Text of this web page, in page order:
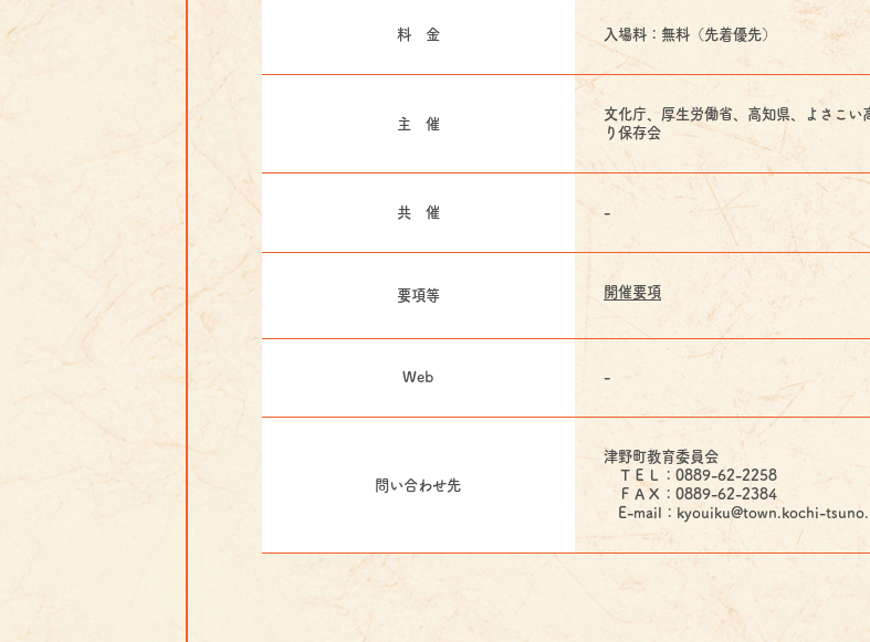
料 金 入場料：無料（先着優先）
主 催
文化庁、厚生労働省、高知県、よさこ
り保存会
共 催 -
要項等 開催要項
Web -
問い合わせ先
津野町教育委員会
ＴＥＬ：0889-62-2258
ＦＡＸ：0889-62-2384
E-mail：kyouiku@town.kochi-